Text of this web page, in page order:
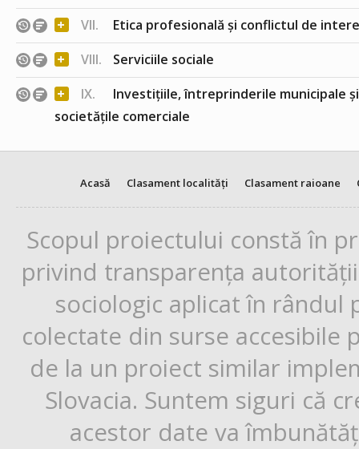
+ VII. Etica profesională și conflictul de
+ VIII. Serviciile sociale
+ IX.
Investițiile, întreprinderile municipale
societățile comerciale
Acasă Clasament localități Clasament raioane
Scopul proiectului constă în
privind transparența
sociologic aplicat în rândul
colectate din surse
de la un proiect similar
Slovacia. Suntem siguri că
acestor date va